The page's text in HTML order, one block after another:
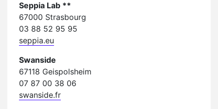
Seppia Lab **
67000 Strasbourg
03 88 52 95 95
seppia.eu
Swanside
67118 Geispolsheim
07 87 00 38 06
swanside.fr